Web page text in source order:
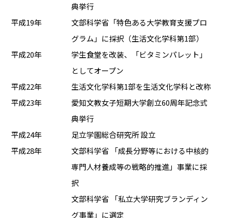
典挙行
平成19年
文部科学省「特色ある大学教育支援プロ
グラム」に採択（生活文化学科第1部）
平成20年
学生食堂を改装、「ビタミンパレット」
としてオープン
平成22年
生活文化学科第1部を生活文化学科と改称
平成23年
愛知文教女子短期大学創立60周年記念式
典挙行
平成24年
足立学園総合研究所 設立
平成28年
文部科学省 「成長分野等における中核的
専門人材養成等の戦略的推進」事業に採
択
文部科学省 「私立大学研究ブランディン
グ事業」に選定